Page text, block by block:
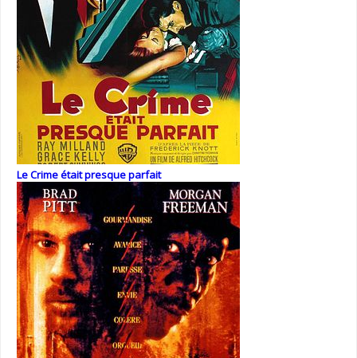
Le Crime était presque parfait